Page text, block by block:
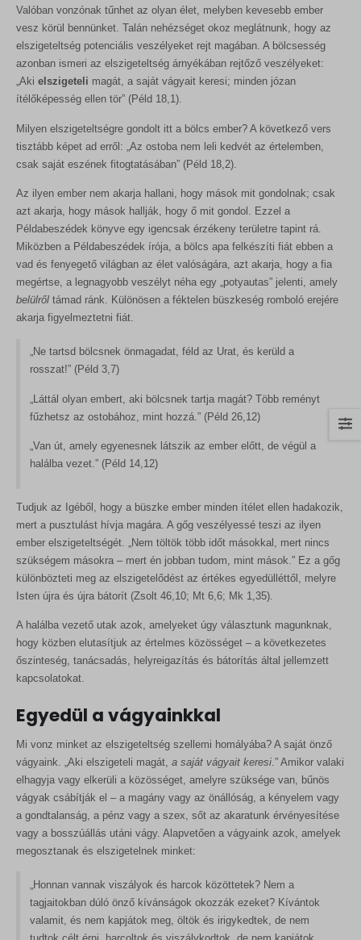
Valóban vonzónak tűnhet az olyan élet, melyben kevesebb ember
vesz körül bennünket. Talán nehézséget okoz meglátnunk, hogy az
elszigeteltség potenciális veszélyeket rejt magában. A bölcsesség
azonban ismeri az elszigeteltség árnyékában rejtőző veszélyeket:
„Aki elszigeteli magát, a saját vágyait keresi; minden józan
ítélőképesség ellen tör” (Péld 18,1).
Milyen elszigeteltségre gondolt itt a bölcs ember? A következő vers
tisztább képet ad erről: „Az ostoba nem leli kedvét az értelemben,
csak saját eszének fitogtatásában” (Péld 18,2).
Az ilyen ember nem akarja hallani, hogy mások mit gondolnak; csak
azt akarja, hogy mások hallják, hogy ő mit gondol. Ezzel a
Példabeszédek könyve egy igencsak érzékeny területre tapint rá.
Miközben a Példabeszédek írója, a bölcs apa felkészíti fiát ebben a
vad és fenyegető világban az élet valóságára, azt akarja, hogy a fia
megértse, a legnagyobb veszélyt néha egy „potyautas” jelenti, amely
belülről támad ránk. Különösen a féktelen büszkeség romboló erejére
akarja figyelmeztetni fiát.
„Ne tartsd bölcsnek önmagadat, féld az Urat, és kerüld a
rosszat!” (Péld 3,7)
„Láttál olyan embert, aki bölcsnek tartja magát? Több reményt
fűzhetsz az ostobához, mint hozzá.” (Péld 26,12)
„Van út, amely egyenesnek látszik az ember előtt, de végül a
halálba vezet.” (Péld 14,12)
Tudjuk az Igéből, hogy a büszke ember minden ítélet ellen hadakozik,
mert a pusztulást hívja magára. A gőg veszélyessé teszi az ilyen
ember elszigeteltségét. „Nem töltök több időt másokkal, mert nincs
szükségem másokra – mert én jobban tudom, mint mások.” Ez a gőg
különbözteti meg az elszigetelődést az értékes egyedülléttől, melyre
Isten újra és újra bátorít (Zsolt 46,10; Mt 6,6; Mk 1,35).
A halálba vezető utak azok, amelyeket úgy választunk magunknak,
hogy közben elutasítjuk az értelmes közösséget – a következetes
őszinteség, tanácsadás, helyreigazítás és bátorítás által jellemzett
kapcsolatokat.
Egyedül a vágyainkkal
Mi vonz minket az elszigeteltség szellemi homályába? A saját önző
vágyaink. „Aki elszigeteli magát, a saját vágyait keresi .” Amikor valaki
elhagyja vagy elkerüli a közösséget, amelyre szüksége van, bűnös
vágyak csábítják el – a magány vagy az önállóság, a kényelem vagy
a gondtalanság, a pénz vagy a szex, sőt az akaratunk érvényesítése
vagy a bosszúállás utáni vágy. Alapvetően a vágyaink azok, amelyek
megosztanak és elszigetelnek minket:
„Honnan vannak viszályok és harcok közöttetek? Nem a
tagjaitokban dúló önző kívánságok okozzák ezeket? Kívántok
valamit, és nem kapjátok meg, öltök és irigykedtek, de nem